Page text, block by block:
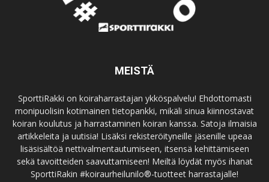
MEISTÄ
SporttiRakki on koiraharrastajan ykköspalvelu! Ehdottomasti
monipuolisin kotimainen tietopankki, mikäli sinua kiinnostavat
koiran koulutus ja harrastaminen koiran kanssa. Satoja ilmaisia
artikkeleita ja uutisia! Lisäksi rekisteröityneille jäsenille upeaa
lisäsisältöä nettivalmentautumiseen, itsensä kehittämiseen
sekä tavoitteiden saavuttamiseen! Meiltä löydät myös ihanat
SporttiRakin #koiraurheilunilo®-tuotteet harrastajalle!